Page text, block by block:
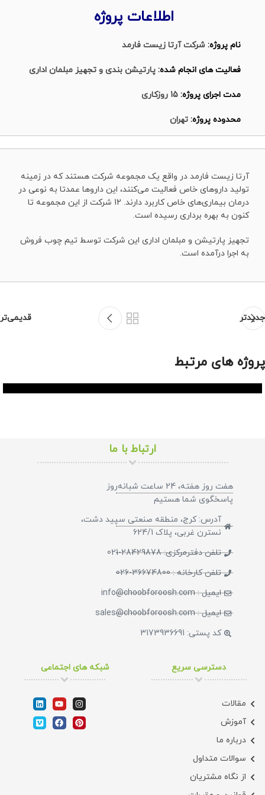
اطلاعات پروژه
نام پروژه: شرکت آرتا زیست فارمد
فعالیت های انجام شده: پارتیشن بندی و تجهیز مبلمان اداری
مدت اجرای پروژه: 15 روزکاری
محدوده پروژه: تهران
آرتا زیست فارمد در واقع یک مجموعه شرکت هستند که در زمینه
تولید داروهای خاص فعالیت می‌کنند، این داروها عمدتا به نوعی در
درمان بیماری‌های خاص کاربرد دارند. 12 شرکت از این مجموعه تا
کنون به بهره برداری رسیده است.
تجهیز پارتیشن و مبلمان اداری این شرکت توسط تیم چوب فروش
به اجرا درآمده است.
جدیدتر قدیمی‌تر
پروژه های مرتبط
ارتباط با ما
هفت روز هفته، 24 ساعت شبانه‌روز
پاسخگوی شما هستیم​
آدرس: کرج، منطقه صنعتی سپید دشت،
نسترن غربی، پلاک 624/1
تلفن دفترمرکزی: 28429878-021
تلفن کارخانه : 36674800-026
ایمیل : info@choobforoosh.com
ایمیل : sales@choobforoosh.com
کد پستی: 3173936691
دسترسی سریع
مقالات
آموزش
درباره ما
سوالات متداول
از نگاه مشتریان
شبکه های اجتماعی